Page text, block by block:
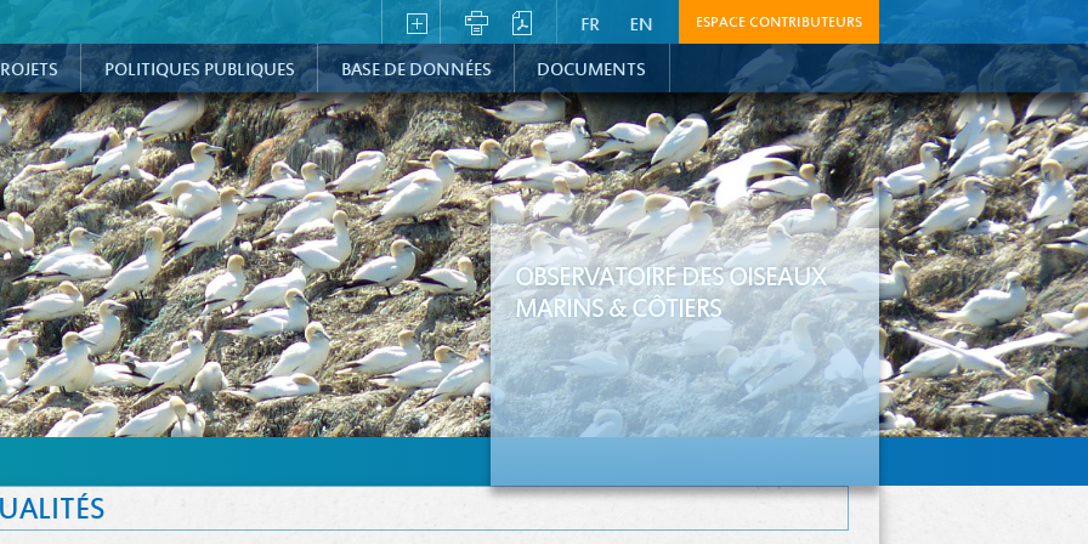
ESPACE CONTRIBUTEURS
POLITIQUES PUBLIQUES BASE DE DONNÉES DOCUMENTS
OBSERVATOIRE DES OISEAUX
MARINS & CÔTIERS